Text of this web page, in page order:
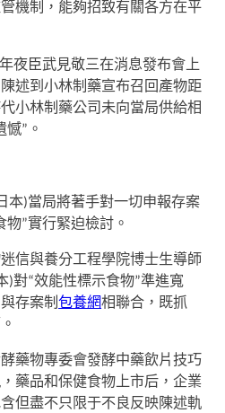
機制，能夠招致有關各方在平
夜臣武見敬三在消息發布會上
述到小林制藥宣布召回產物距
小林制藥公司未向當局供給相
”。
本)當局將著手對一切申報存案
”實行緊迫檢討。
信與養分工程學院博士生導師
)對“效能性標示食物”準進寬
存案制包養網相聯合，既抓
藥物專委會發酵中藥飲片技巧
藥品和保健食物上市后，企業
但盡不只限于不良反映陳述軌